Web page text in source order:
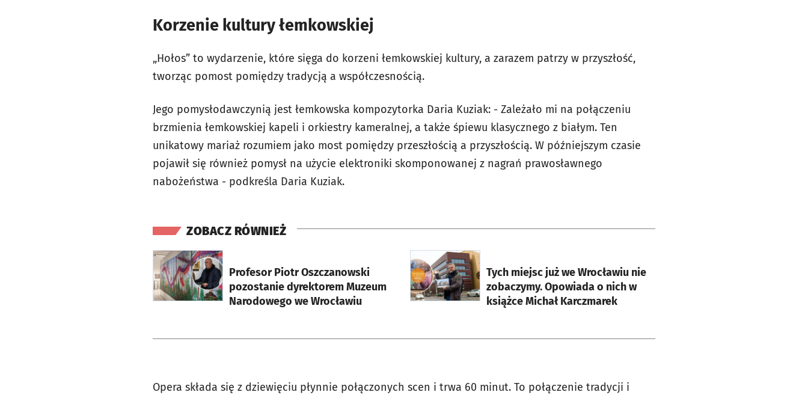
Korzenie kultury łemkowskiej
„Hołos” to wydarzenie, które sięga do korzeni łemkowskiej kultury, a zarazem patrzy w przyszłość,
tworząc pomost pomiędzy tradycją a współczesnością.
Jego pomysłodawczynią jest łemkowska kompozytorka Daria Kuziak: - Zależało mi na połączeniu
brzmienia łemkowskiej kapeli i orkiestry kameralnej, a także śpiewu klasycznego z białym. Ten
unikatowy mariaż rozumiem jako most pomiędzy przeszłością a przyszłością. W późniejszym czasie
pojawił się również pomysł na użycie elektroniki skomponowanej z nagrań prawosławnego
nabożeństwa - podkreśla Daria Kuziak.
ZOBACZ RÓWNIEŻ
Profesor Piotr Oszczanowski
pozostanie dyrektorem Muzeum
Narodowego we Wrocławiu
otworzy się w nowej karcie
Tych miejsc już we Wrocławiu nie
zobaczymy. Opowiada o nich w
książce Michał Karczmarek
otworzy się w nowej karcie
Opera składa się z dziewięciu płynnie połączonych scen i trwa 60 minut. To połączenie tradycji i